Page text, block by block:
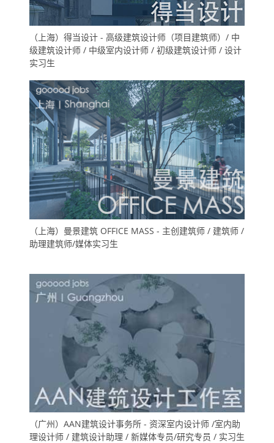
（上海）得当设计 - 高级建筑设计师（项目建筑师）/ 中
级建筑设计师 / 中级室内设计师 / 初级建筑设计师 / 设计
实习生
（上海）曼景建筑 OFFICE MASS - 主创建筑师 / 建筑师 /
助理建筑师/媒体实习生
（广州）AAN建筑设计事务所 - 资深室内设计师 /室内助
理设计师 / 建筑设计助理 / 新媒体专员/研究专员 / 实习生